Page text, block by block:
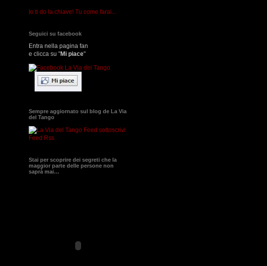
Io ti do la chiave! Tu come farai...
Seguici su facebook
Entra nella pagina fan
e clicca su "Mi piace"
Sempre aggiornato sul blog de La Via
del Tango
sottoscrivi
Feed Rss
Stai per scoprire dei segreti che la
maggior parte delle persone non
saprà mai…